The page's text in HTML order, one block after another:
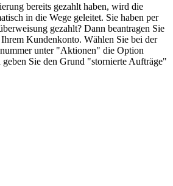
bereits gezahlt haben, wird die
in die Wege geleitet. Sie haben per
gezahlt? Dann beantragen Sie
Kundenkonto. Wählen Sie bei der
unter "Aktionen" die Option
Sie den Grund "stornierte Aufträge"